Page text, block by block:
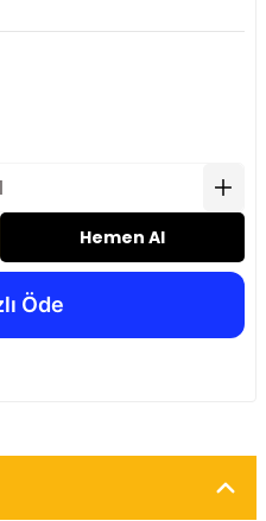
Hemen Al